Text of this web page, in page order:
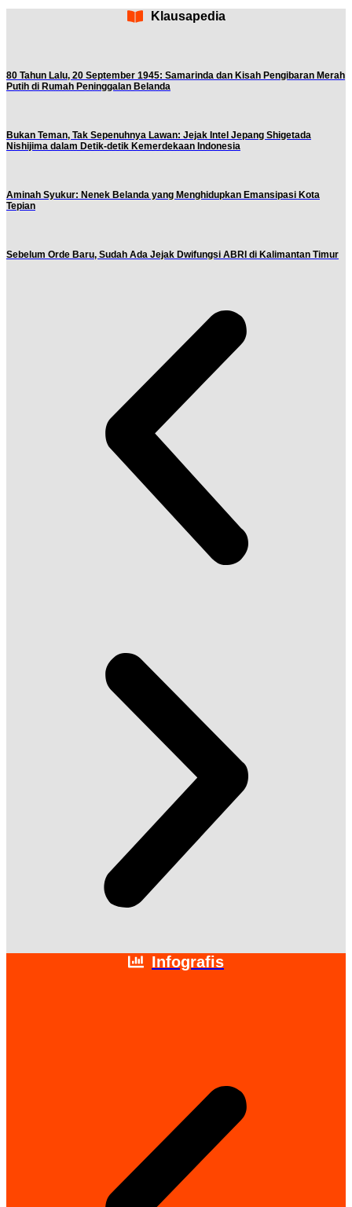
Klausapedia
80 Tahun Lalu, 20 September 1945: Samarinda dan Kisah Pengibaran Merah
Putih di Rumah Peninggalan Belanda
Bukan Teman, Tak Sepenuhnya Lawan: Jejak Intel Jepang Shigetada
Nishijima dalam Detik-detik Kemerdekaan Indonesia
Aminah Syukur: Nenek Belanda yang Menghidupkan Emansipasi Kota
Tepian
Sebelum Orde Baru, Sudah Ada Jejak Dwifungsi ABRI di Kalimantan Timur
Infografis